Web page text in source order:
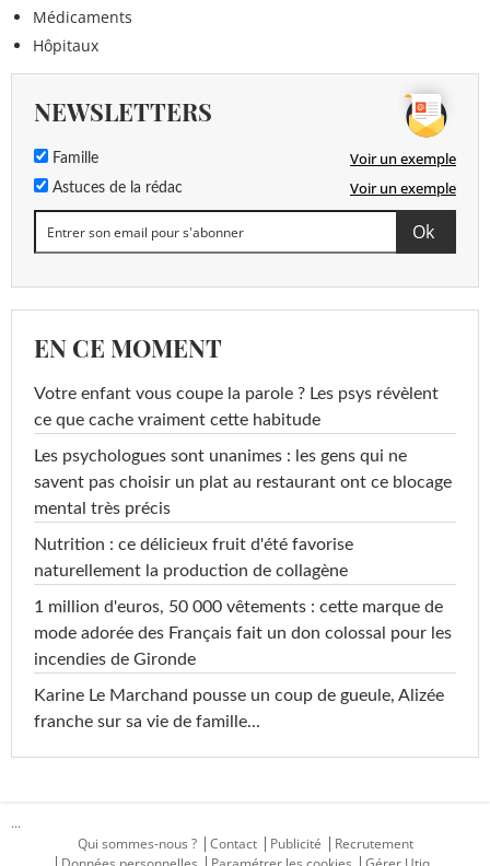
Médicaments
Hôpitaux
NEWSLETTERS
Famille Voir un exemple
Astuces de la rédac Voir un exemple
EN CE MOMENT
Votre enfant vous coupe la parole ? Les psys révèlent
ce que cache vraiment cette habitude
Les psychologues sont unanimes : les gens qui ne
savent pas choisir un plat au restaurant ont ce blocage
mental très précis
Nutrition : ce délicieux fruit d'été favorise
naturellement la production de collagène
1 million d'euros, 50 000 vêtements : cette marque de
mode adorée des Français fait un don colossal pour les
incendies de Gironde
Karine Le Marchand pousse un coup de gueule, Alizée
franche sur sa vie de famille...
...
Qui sommes-nous ?
Contact Publicité
Recrutement